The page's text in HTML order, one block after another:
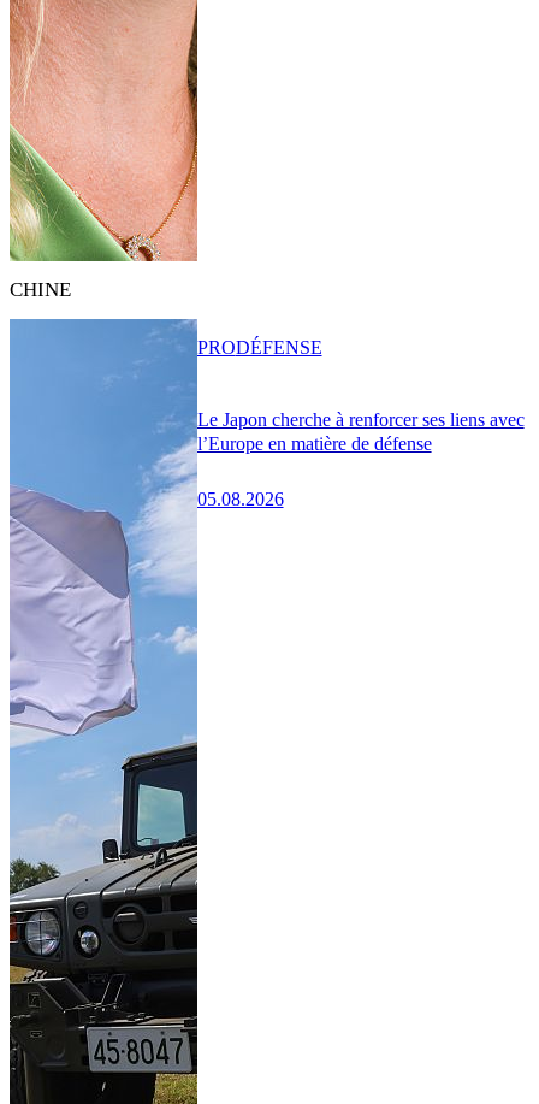
CHINE
Le Japon cherche à renforcer ses liens avec
l’Europe en matière de défense
05.08.2026
PRODÉFENSE